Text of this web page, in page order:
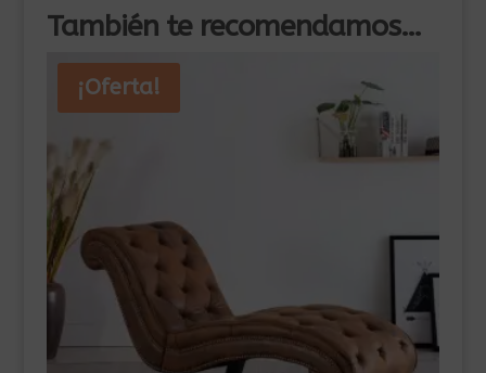
También te recomendamos…
¡Oferta!